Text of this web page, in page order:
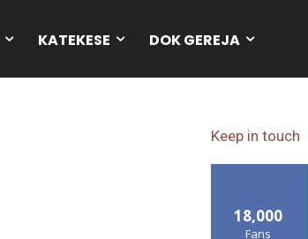
KATEKESE DOK GEREJA
Keep in touch
18,000
Fans